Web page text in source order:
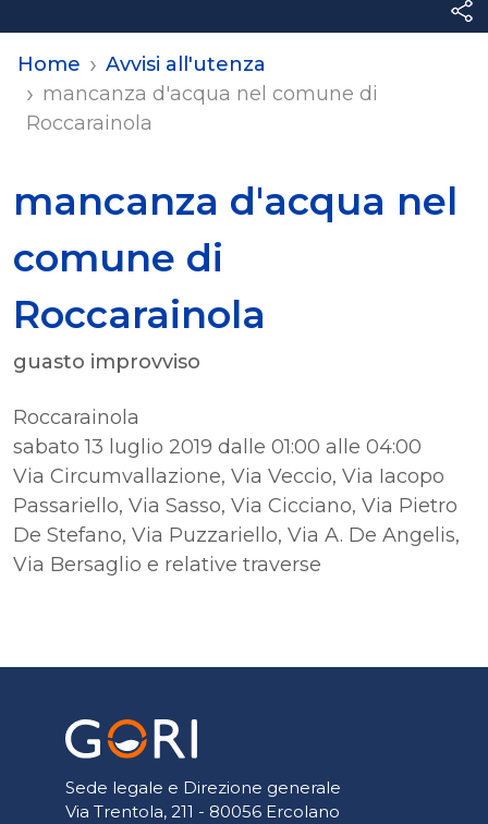
Home
Avvisi all'utenza
mancanza d'acqua nel comune di
Roccarainola
mancanza d'acqua nel
comune di
Roccarainola
guasto improvviso
Roccarainola
sabato 13 luglio 2019 dalle 01:00 alle 04:00
Via Circumvallazione, Via Veccio, Via Iacopo
Passariello, Via Sasso, Via Cicciano, Via Pietro
De Stefano, Via Puzzariello, Via A. De Angelis,
Via Bersaglio e relative traverse
Sede legale e Direzione generale
Via Trentola, 211 - 80056 Ercolano